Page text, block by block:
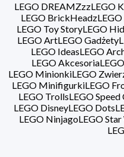
LEGO DREAMZzzLEGO
LEGO BrickHeadz
LEGO Toy StoryLEGO
LEGO ArtLEGO Gadżety
LEGO IdeasLEGO
LEGO Akcesoria
LEGO MinionkiLEGO
LEGO MinifigurkiLEGO
LEGO TrollsLEGO Speed
LEGO DisneyLEGO Dots
LEGO NinjagoLEGO Star